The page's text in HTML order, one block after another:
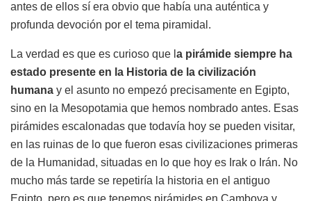
antes de ellos sí era obvio que había una auténtica y
profunda devoción por el tema piramidal.
La verdad es que es curioso que l a pirámide siempre ha
estado presente en la Historia de la civilización
humana y el asunto no empezó precisamente en Egipto,
sino en la Mesopotamia que hemos nombrado antes. Esas
pirámides escalonadas que todavía hoy se pueden visitar,
en las ruinas de lo que fueron esas civilizaciones primeras
de la Humanidad, situadas en lo que hoy es Irak o Irán. No
mucho más tarde se repetiría la historia en el antiguo